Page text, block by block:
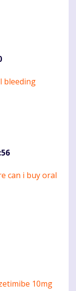
bleeding
can i buy oral
10mg